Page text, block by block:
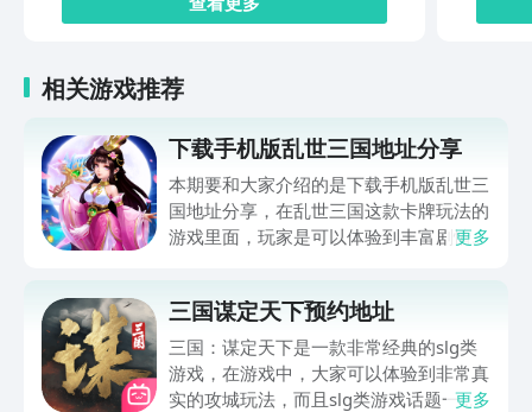
相关游戏推荐
下载手机版乱世三国地址分享
本期要和大家介绍的是下载手机版乱世三
国地址分享，在乱世三国这款卡牌玩法的
游戏里面，玩家是可以体验到丰富剧情
此体验极致的策略，当然还有专属的技能
以及战场厮杀等，为大家带来全新的冒险
之旅，想要去体验的朋友就和小编一起来
接着往下看吧。
更多
三国谋定天下预约地址
三国：谋定天下是一款非常经典的slg类
游戏，在游戏中，大家可以体验到非常真
实的攻城玩法，而且slg类游戏话题一直
更多